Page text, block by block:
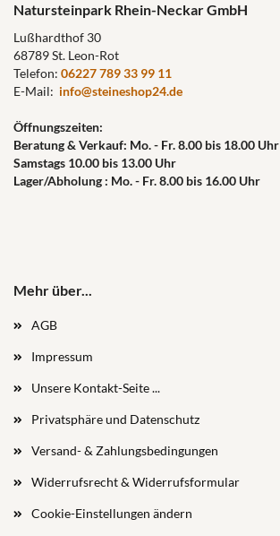
Natursteinpark Rhein-Neckar GmbH
Lußhardthof 30
68789 St. Leon-Rot
Telefon: 06227 789 33 99 11
E-Mail: info@steineshop24.de
Öffnungszeiten:
Beratung & Verkauf: Mo. - Fr. 8.00 bis 18.00 Uhr
Samstags 10.00 bis 13.00 Uhr
Lager/Abholung : Mo. - Fr. 8.00 bis 16.00 Uhr
Mehr über...
AGB
Impressum
Unsere Kontakt-Seite ...
Privatsphäre und Datenschutz
Versand- & Zahlungsbedingungen
Widerrufsrecht & Widerrufsformular
Cookie-Einstellungen ändern